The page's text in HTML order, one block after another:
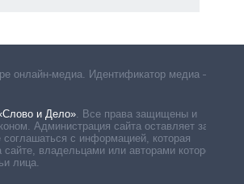
онлайн-медиа. Идентификатор медиа –
и Дело». Все права защищены и
Администрация сайта оставляет за
соглашаться с информацией, которая
сайте, владельцами или авторами которой
лица.